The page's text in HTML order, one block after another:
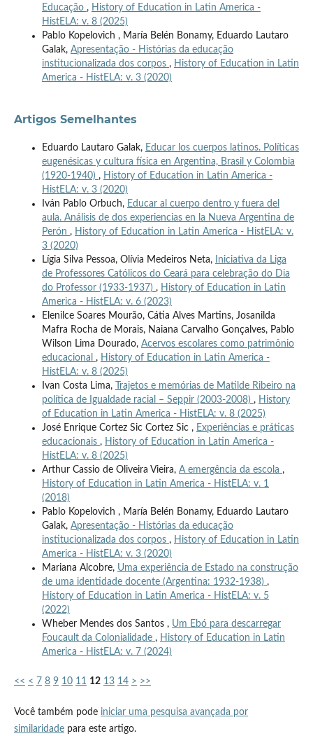
Educação , History of Education in Latin America -
HistELA: v. 8 (2025)
Pablo Kopelovich , María Belén Bonamy, Eduardo Lautaro
Galak, Apresentação - Histórias da educação
institucionalizada dos corpos , History of Education in Latin
America - HistELA: v. 3 (2020)
Artigos Semelhantes
Eduardo Lautaro Galak, Educar los cuerpos latinos. Políticas
eugenésicas y cultura física en Argentina, Brasil y Colombia
(1920-1940) , History of Education in Latin America -
HistELA: v. 3 (2020)
Iván Pablo Orbuch, Educar al cuerpo dentro y fuera del
aula. Análisis de dos experiencias en la Nueva Argentina de
Perón , History of Education in Latin America - HistELA: v.
3 (2020)
Lígia Silva Pessoa, Olívia Medeiros Neta,
Iniciativa da Liga
de Professores Católicos do Ceará para celebração do Dia
do Professor (1933-1937) , History of Education in Latin
America - HistELA: v. 6 (2023)
Elenilce Soares Mourão, Cátia Alves Martins, Josanilda
Mafra Rocha de Morais, Naiana Carvalho Gonçalves, Pablo
Wilson Lima Dourado, Acervos escolares como patrimônio
educacional , History of Education in Latin America -
HistELA: v. 8 (2025)
Ivan Costa Lima,
Trajetos e memórias de Matilde Ribeiro na
política de Igualdade racial – Seppir (2003-2008) , History
of Education in Latin America - HistELA: v. 8 (2025)
José Enrique Cortez Sic Cortez Sic , Experiências e práticas
educacionais , History of Education in Latin America -
HistELA: v. 8 (2025)
Arthur Cassio de Oliveira Vieira, A emergência da escola ,
History of Education in Latin America - HistELA: v. 1
(2018)
Pablo Kopelovich , María Belén Bonamy, Eduardo Lautaro
Galak, Apresentação - Histórias da educação
institucionalizada dos corpos , History of Education in Latin
America - HistELA: v. 3 (2020)
Mariana Alcobre, Uma experiência de Estado na construção
de uma identidade docente (Argentina: 1932-1938) ,
History of Education in Latin America - HistELA: v. 5
(2022)
Wheber Mendes dos Santos , Um Ebó para descarregar
Foucault da Colonialidade , History of Education in Latin
America - HistELA: v. 7 (2024)
<< < 7 8 9 10 11 12 13 14 > >>
Você também pode iniciar uma pesquisa avançada por
similaridadepara este artigo.